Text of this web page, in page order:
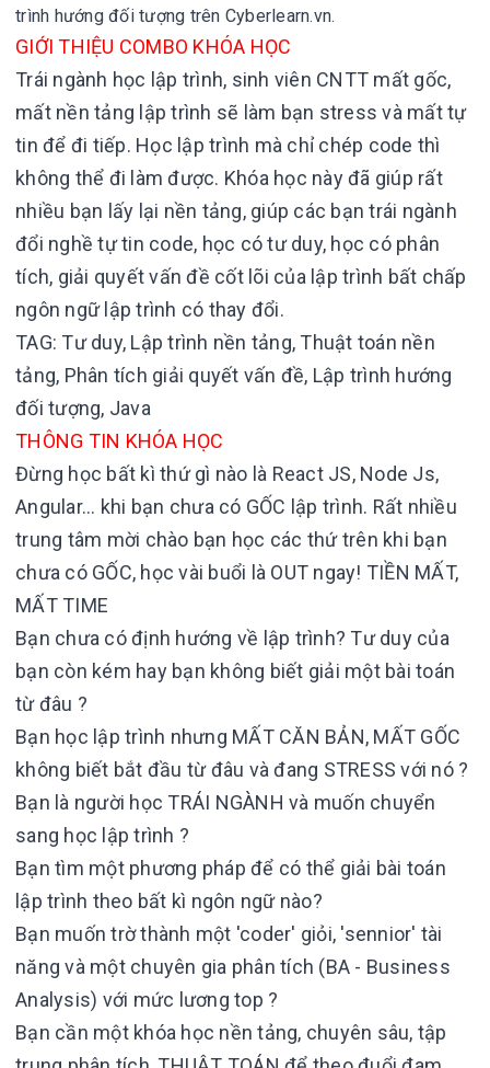
trình hướng đối tượng trên Cyberlearn.vn.
GIỚI THIỆU COMBO KHÓA HỌC
Trái ngành học lập trình, sinh viên CNTT mất gốc,
mất nền tảng lập trình sẽ làm bạn stress và mất tự
tin để đi tiếp. Học lập trình mà chỉ chép code thì
không thể đi làm được. Khóa học này đã giúp rất
nhiều bạn lấy lại nền tảng, giúp các bạn trái ngành
đổi nghề tự tin code, học có tư duy, học có phân
tích, giải quyết vấn đề cốt lõi của lập trình bất chấp
ngôn ngữ lập trình có thay đổi.
TAG: Tư duy, Lập trình nền tảng, Thuật toán nền
tảng, Phân tích giải quyết vấn đề, Lập trình hướng
đối tượng, Java
THÔNG TIN KHÓA HỌC
Đừng học bất kì thứ gì nào là React JS, Node Js,
Angular... khi bạn chưa có GỐC lập trình. Rất nhiều
trung tâm mời chào bạn học các thứ trên khi bạn
chưa có GỐC, học vài buổi là OUT ngay! TIỀN MẤT,
MẤT TIME
Bạn chưa có định hướng về lập trình? Tư duy của
bạn còn kém hay bạn không biết giải một bài toán
từ đâu ?
Bạn học lập trình nhưng MẤT CĂN BẢN, MẤT GỐC
không biết bắt đầu từ đâu và đang STRESS với nó ?
Bạn là người học TRÁI NGÀNH và muốn chuyển
sang học lập trình ?
Bạn tìm một phương pháp để có thể giải bài toán
lập trình theo bất kì ngôn ngữ nào?
Bạn muốn trờ thành một 'coder' giỏi, 'sennior' tài
năng và một chuyên gia phân tích (BA - Business
Analysis) với mức lương top ?
Bạn cần một khóa học nền tảng, chuyên sâu, tập